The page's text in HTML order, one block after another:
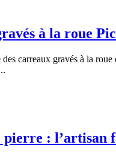
à la roue
carreaux gravés à la
pierre : l’artisan